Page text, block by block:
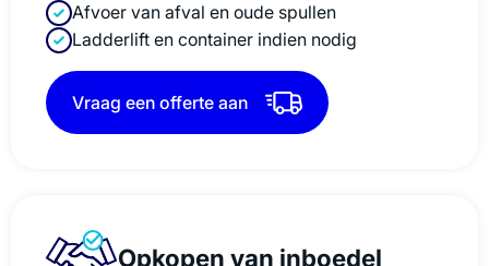
Afvoer van afval en oude spullen
Ladderlift en container indien nodig
Vraag een offerte aan
Opkopen van inboedel